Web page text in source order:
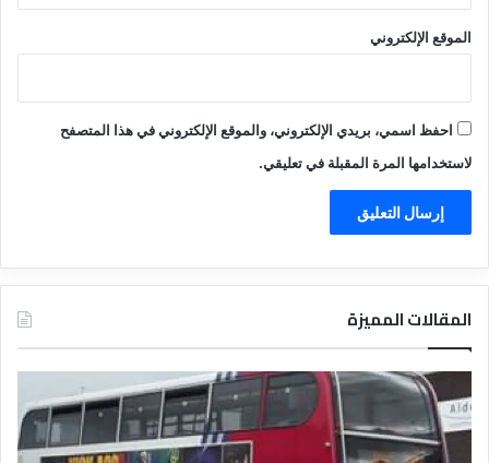
الموقع الإلكتروني
احفظ اسمي، بريدي الإلكتروني، والموقع الإلكتروني في هذا المتصفح
لاستخدامها المرة المقبلة في تعليقي.
المقالات المميزة
ل
ي
ل